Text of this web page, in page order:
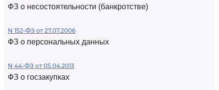
ФЗ о несостоятельности (банкротстве)
N 152-ФЗ от 27.07.2006
ФЗ о персональных данных
N 44-ФЗ от 05.04.2013
ФЗ о госзакупках